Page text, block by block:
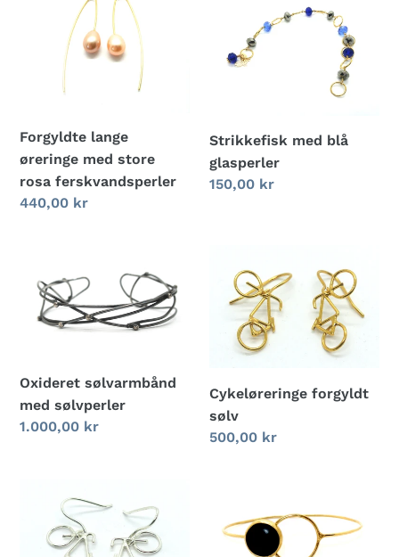
øreringe
ferskvandsperler
Forgyldte lange
øreringe med store
rosa ferskvandsperler
Normalpris
440,00 kr
glasperler
Strikkefisk med blå
glasperler
Normalpris
150,00 kr
sølvarmbånd
med
sølvperler
Oxideret sølvarmbånd
med sølvperler
Normalpris
1.000,00 kr
forgyldt
sølv
Cykeløreringe forgyldt
sølv
Normalpris
500,00 kr
mat